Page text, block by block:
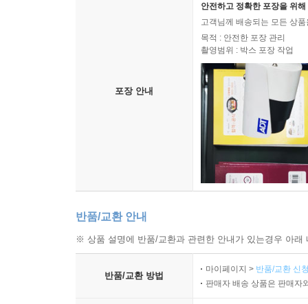
포장 안내
안전하고 정확한 포장을 위
고객님께 배송되는 모든 상
목적 : 안전한 포장 관리
촬영범위 : 박스 포장 작업
반품/교환 안내
※ 상품 설명에 반품/교환과 관련한 안내가 있는경우 아
반품/교환 방법
마이페이지 > 반품/교환 신
판매자 배송 상품은 판매자